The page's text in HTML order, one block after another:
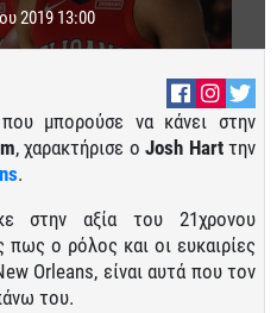
2019 13:00
μπορούσε να κάνει στην
, χαρακτήρισε ο Josh Hartτην
.
στην αξία του 21χρονου
πως ο ρόλος και οι ευκαιρίες
Orleans, είναι αυτά που τον
του.